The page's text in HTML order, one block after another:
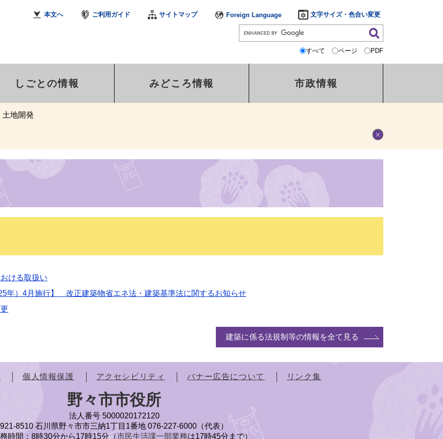
本文へ ご利用ガイド サイトマップ Foreign Language 文字サイズ・色合い変更
すべて ページ PDF
しごとの情報 みどころ情報 市政情報
土地開発
ける取扱い
年）4月施行】 改正建築物省エネ法・建築基準法に関するお知らせ
建築に係る法規制等の情報を全て見る
個人情報保護 アクセシビリティ バナー広告について リンク集
野々市市役所
法人番号 5000020172120
8510 石川県野々市市三納1丁目1番地 076-227-6000（代表）
時間：8時30分から17時15分（市民生活課一部業務は17時45分まで）